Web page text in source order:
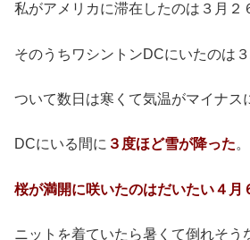
私がアメリカに滞在したのは３月２
そのうちワシントンDCにいたのは
ついて数日は寒くて気温がマイナス
DCにいる間に ３度ほど雪が降った。
桜が満開に咲いたのはだいたい４月
ニットを着ていたら暑くて倒れそう